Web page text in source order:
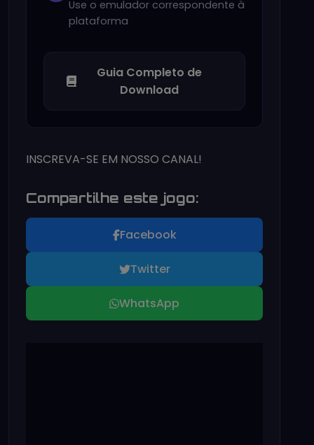
Use o emulador correspondente à
plataforma
Guia Completo de
Download
INSCREVA-SE EM NOSSO CANAL!
Compartilhe este jogo:
Facebook
Twitter
WhatsApp